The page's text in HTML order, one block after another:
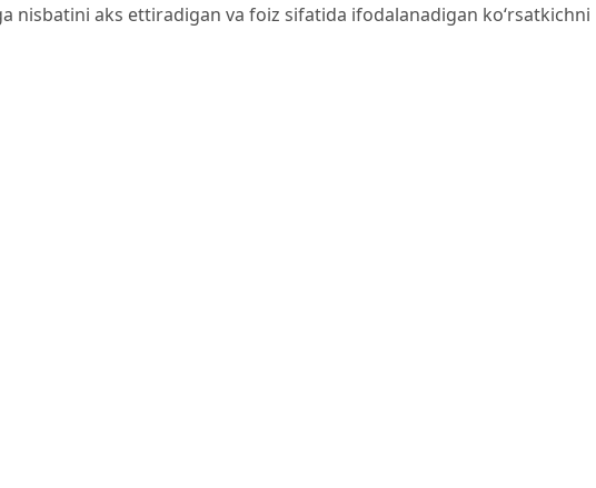
nisbatini aks ettiradigan va foiz sifatida ifodalanadigan ko‘rsatkichni